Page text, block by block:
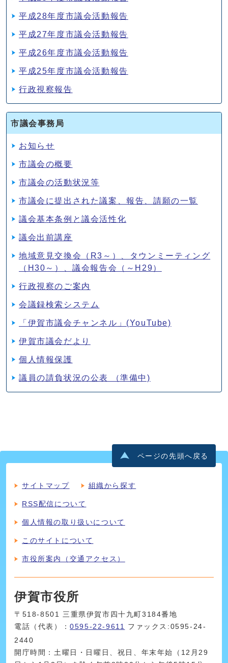
平成28年度市議会活動報告
平成27年度市議会活動報告
平成26年度市議会活動報告
平成25年度市議会活動報告
行政視察報告
市議会事務局
お知らせ
市議会の概要
市議会の活動状況等
市議会に提出された議案、報告、請願の一覧
議会基本条例と議会活性化
議会出前講座
地域意見交換会（R3～）、タウンミーティング
（H30～）、議会報告会（～H29）
行政視察のご案内
会議録検索システム
「伊賀市議会チャンネル」(YouTube)
伊賀市議会だより
個人情報保護
議員の請負状況の公表 （準備中)
ページの先頭へ戻る
サイトマップ 組織から探す
RSS配信について
個人情報の取り扱いについて
このサイトについて
市役所案内（交通アクセス）
伊賀市役所
〒518-8501 三重県伊賀市四十九町3184番地
電話（代表）：0595-22-9611
ファックス:0595-24-
2440
開庁時間：土曜日・日曜日、祝日、年末年始（12月29